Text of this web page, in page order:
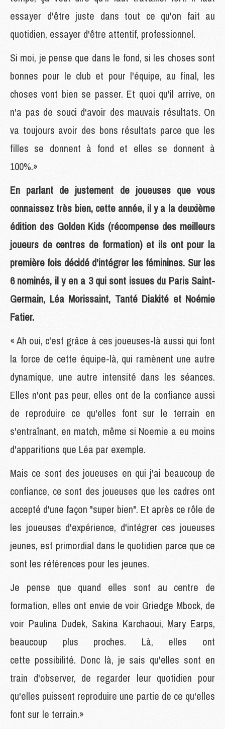
essayer d'être juste dans tout ce qu'on fait au
quotidien, essayer d'être attentif, professionnel.
Si moi, je pense que dans le fond, si les choses sont
bonnes pour le club et pour l'équipe, au final, les
choses vont bien se passer. Et quoi qu'il arrive, on
n'a pas de souci d'avoir des mauvais résultats. On
va toujours avoir des bons résultats parce que les
filles se donnent à fond et elles se donnent à
100%.»
En parlant de justement de joueuses que vous
connaissez très bien, cette année, il y a la deuxième
édition des Golden Kids (récompense des meilleurs
joueurs de centres de formation) et ils ont pour la
première fois décidé d'intégrer les féminines. Sur les
6 nominés, il y en a 3 qui sont issues du Paris Saint-
Germain, Léa Morissaint, Tanté Diakité et Noémie
Fatier.
« Ah oui, c'est grâce à ces joueuses-là aussi qui font
la force de cette équipe-là, qui ramènent une autre
dynamique, une autre intensité dans les séances.
Elles n'ont pas peur, elles ont de la confiance aussi
de reproduire ce qu'elles font sur le terrain en
s'entraînant, en match, même si Noemie a eu moins
d'apparitions que Léa par exemple.
Mais ce sont des joueuses en qui j'ai beaucoup de
confiance, ce sont des joueuses que les cadres ont
accepté d'une façon "super bien". Et après ce rôle de
les joueuses d'expérience, d'intégrer ces joueuses
jeunes, est primordial dans le quotidien parce que ce
sont les références pour les jeunes.
Je pense que quand elles sont au centre de
formation, elles ont envie de voir Griedge Mbock, de
voir Paulina Dudek, Sakina Karchaoui, Mary Earps,
beaucoup plus proches. Là, elles ont
cette possibilité. Donc là, je sais qu'elles sont en
train d'observer, de regarder leur quotidien pour
qu'elles puissent reproduire une partie de ce qu'elles
font sur le terrain.»